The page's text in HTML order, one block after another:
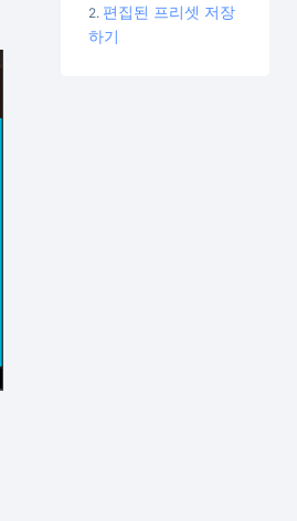
편집된 프리셋 저장
하기